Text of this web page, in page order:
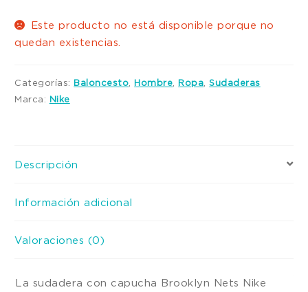
Este producto no está disponible porque no
quedan existencias.
Categorías: Baloncesto Hombre Ropa ,Sudaderas
Marca: Nike
Descripción
Información adicional
Valoraciones (0)
La sudadera con capucha Brooklyn Nets Nike